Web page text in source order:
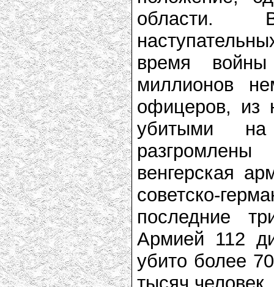
области.
время
миллионов
офицеров, из
убитыми
венгерская
советско-
последние
Армией 112
убито более